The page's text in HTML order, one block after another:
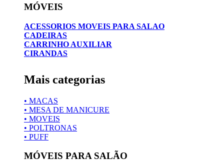
MÓVEIS
ACESSORIOS MOVEIS PARA SALAO
CADEIRAS
CARRINHO AUXILIAR
CIRANDAS
Mais categorias
• MACAS
• MESA DE MANICURE
• MOVEIS
• POLTRONAS
• PUFF
MÓVEIS PARA SALÃO